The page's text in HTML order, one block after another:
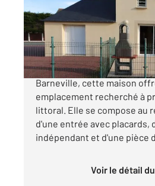
Maison à vendre
191 000 €
Située à environ 200 mètres
Barneville, cette maison
emplacement recherché à
littoral. Elle se compose au
d'une entrée avec placards,
indépendant et d'une pièce
Voir le détail